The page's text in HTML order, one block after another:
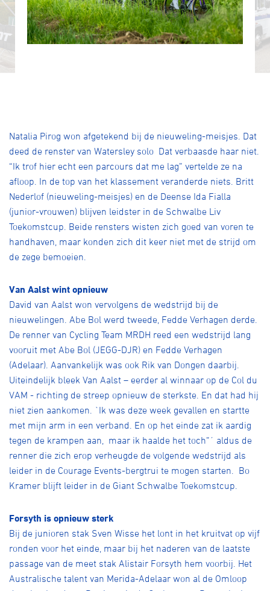
Natalia Pirog won afgetekend bij de nieuweling-meisjes. Dat
deed de renster van Watersley solo Dat verbaasde haar niet.
“Ik trof hier echt een parcours dat me lag” vertelde ze na
afloop. In de top van het klassement veranderde niets. Britt
Nederlof (nieuweling-meisjes) en de Deense Ida Fialla
(junior-vrouwen) blijven leidster in de Schwalbe Liv
Toekomstcup. Beide rensters wisten zich goed van voren te
handhaven, maar konden zich dit keer niet met de strijd om
de zege bemoeien.
Van Aalst wint opnieuw
David van Aalst won vervolgens de wedstrijd bij de
nieuwelingen. Abe Bol werd tweede, Fedde Verhagen derde.
De renner van Cycling Team MRDH reed een wedstrijd lang
vooruit met Abe Bol (JEGG-DJR) en Fedde Verhagen
(Adelaar). Aanvankelijk was ook Rik van Dongen daarbij.
Uiteindelijk bleek Van Aalst – eerder al winnaar op de Col du
VAM - richting de streep opnieuw de sterkste. En dat had hij
niet zien aankomen. `Ik was deze week gevallen en startte
met mijn arm in een verband. En op het einde zat ik aardig
tegen de krampen aan, maar ik haalde het toch”´ aldus de
renner die zich erop verheugde de volgende wedstrijd als
leider in de Courage Events-bergtrui te mogen starten. Bo
Kramer blijft leider in de Giant Schwalbe Toekomstcup.
Forsyth is opnieuw sterk
Bij de junioren stak Sven Wisse het lont in het kruitvat op vijf
ronden voor het einde, maar bij het naderen van de laatste
passage van de meet stak Alistair Forsyth hem voorbij. Het
Australische talent van Merida-Adelaar won al de Omloop